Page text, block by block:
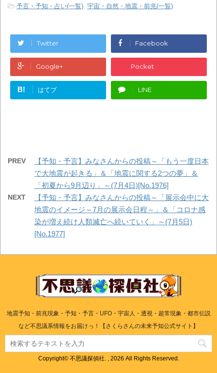
-予言・予知・占い(一覧) 宇宙・自然・地震・前兆(一覧)
Twitter Facebook
Google+ Pocket
B! はてブ LINE
PREV
【予知・予言】みなさんからの投稿～「もう一度日本
で大地震が起きる」＆「地震に関する2つの夢」＆
「初夏から9月辺り」～(7月4日)[No.1976]
NEXT
【予知・予言】みなさんからの投稿～「展示会中に大
地震のイメージ～7月の展示会日程～」＆「コロナ感
染が増え続け人類滅亡へ続いていく」～(7月5日)
[No.1977]
地震予知・前兆現象・予知・予言・UFO・宇宙人・透視・超常現象・都市伝説
など不思議系情報をお届けっ！【さくらさんの未来予知公式サイト】
Copyright© 不思議探偵社. , 2026 All Rights Reserved.